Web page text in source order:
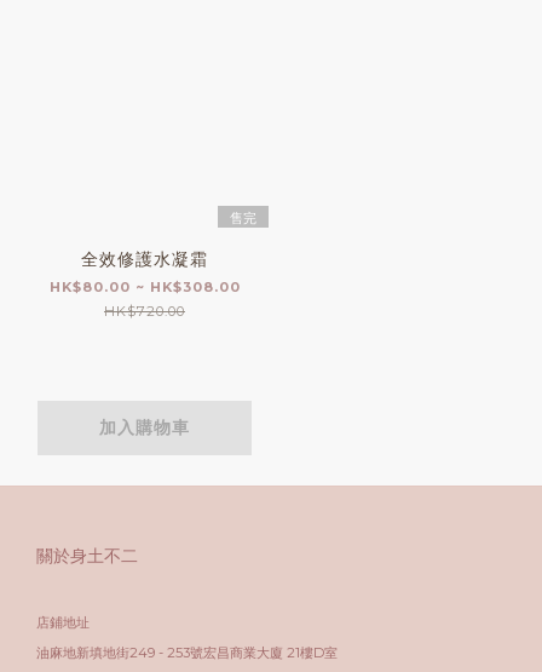
售完
全效修護水凝霜
HK$80.00 ~ HK$308.00
HK$720.00
加入購物車
關於身土不二
店鋪地址
油麻地新填地街249 - 253號宏昌商業大廈 21樓D室